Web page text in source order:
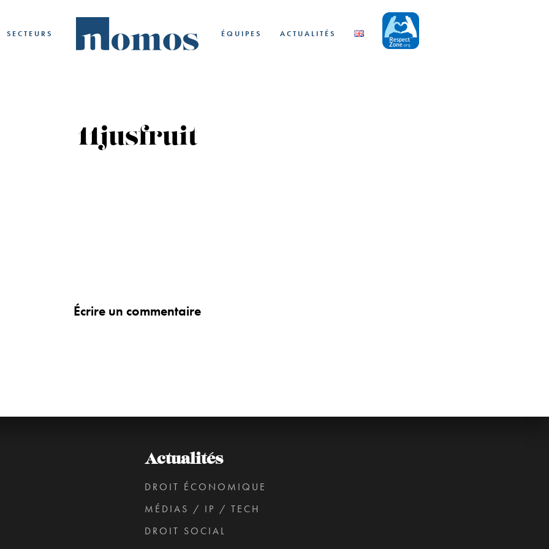
SECTEURS ÉQUIPES ACTUALITÉS
11jusfruit
Écrire un commentaire
Actualités
DROIT ÉCONOMIQUE
MÉDIAS / IP / TECH
DROIT SOCIAL